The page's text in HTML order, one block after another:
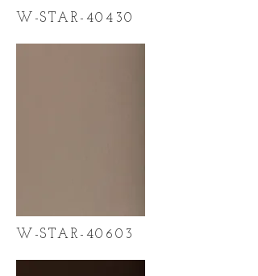
W-STAR-40430
W-STAR-40603